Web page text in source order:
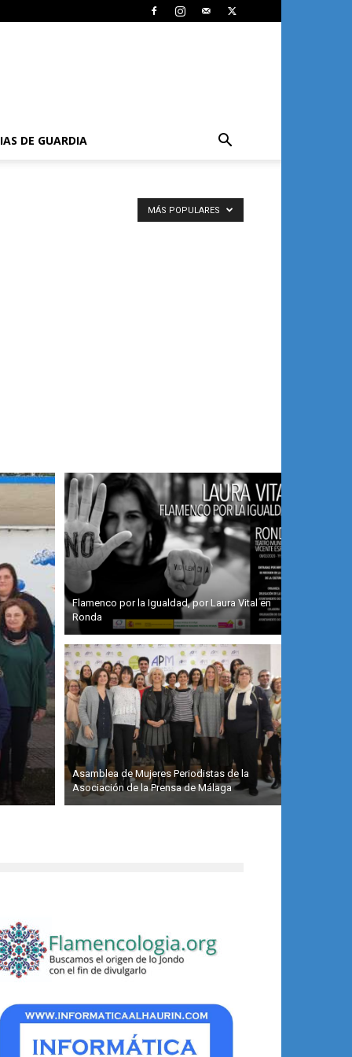
DE GUARDIA
MÁS POPULARES
Flamenco por la Igualdad, por Laura Vital en
Ronda
Asamblea de Mujeres Periodistas de la
Asociación de la Prensa de Málaga